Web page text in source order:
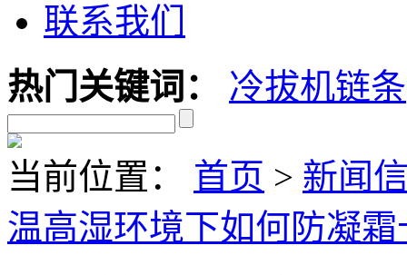
联系我们
热门关键词：
冷拔机链条
当前位置： 首页 > 新闻
温高湿环境下如何防凝霜